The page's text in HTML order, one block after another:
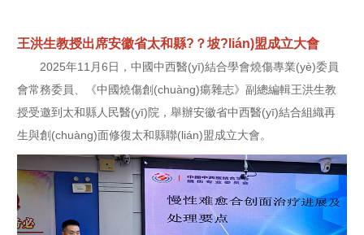
王洪生教授出席安徽省太和縣?？坡?lián)盟成立大會
2025年11月6日，中國中西醫(yī)結合學會燒傷專業(yè)委員
會常務委員、《中國燒傷創(chuàng)瘍雜志》副總編輯王洪生教
授受邀到太和縣人民醫(yī)院，舉辦安徽省中西醫(yī)結合組織再
生與創(chuàng)面修復太和縣聯(lián)盟成立大會。